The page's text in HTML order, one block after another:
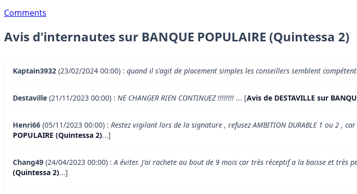
Comments
Avis d'internautes sur BANQUE POPULAIRE (Quintessa 2)
Kaptain3932 (23/02/2024 00:00) : quand il s'agit de placement simples les conseillers semblent
Destaville (21/11/2023 00:00) : NE CHANGER RIEN CONTINUEZ !!!!!!!! ... [Avis de DESTAVILLE sur
Henri66 (05/11/2023 00:00) : Restez vigilant lors de la signature , refusez AMBITION DURABLE 1 ou 2 ,
POPULAIRE (Quintessa 2)...]
Chang49 (24/04/2023 00:00) :A éviter. J'ai rachete au bout de 9 mois car très réceptif a la baisse et très
(Quintessa 2)...]